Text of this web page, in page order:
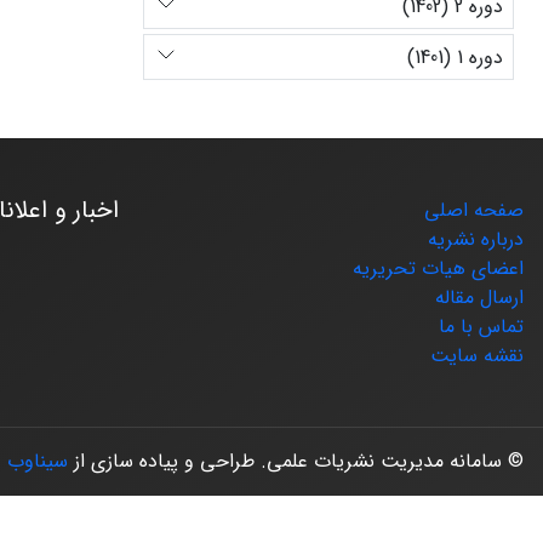
دوره 2 (1402)
دوره 1 (1401)
صفحه اصلی
درباره نشریه
اعضای هیات تحریریه
ارسال مقاله
تماس با ما
نقشه سایت
اخبار و
© سامانه مدیریت نشریات علمی. طراحی و پیاده سازی از سیناوب